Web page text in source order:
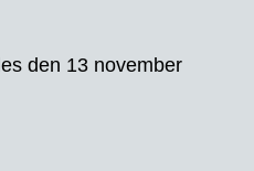
den 13 november